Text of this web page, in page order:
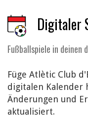
Digitaler
Fußballspiele in
Füge Atlètic Club
digitalen Kalender
Änderungen und
aktualisiert.